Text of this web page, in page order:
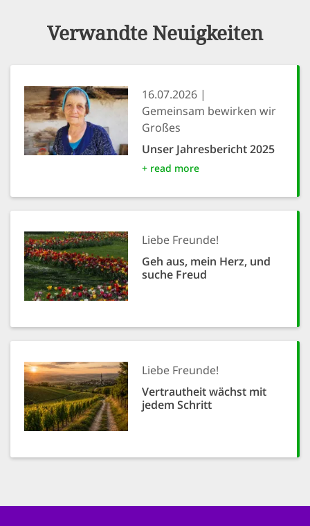
Verwandte Neuigkeiten
16.07.2026
Gemeinsam bewirken wir
Großes
Unser Jahresbericht 2025
+ read more
Liebe Freunde!
Geh aus, mein Herz, und
suche Freud
Liebe Freunde!
Vertrautheit wächst mit
jedem Schritt